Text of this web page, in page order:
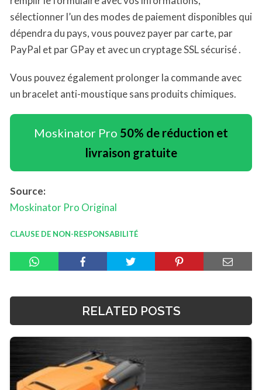
sélectionner l’un des modes de paiement disponibles qui
dépendra du pays, vous pouvez payer par carte, par
PayPal et par GPay et avec un cryptage SSL sécurisé .
Vous pouvez également prolonger la commande avec
un bracelet anti-moustique sans produits chimiques.
Moskinator Pro 50% de réduction et
livraison gratuite
Source:
Moskinator Pro Original
CLAUSE DE NON-RESPONSABILITÉ
RELATED POSTS